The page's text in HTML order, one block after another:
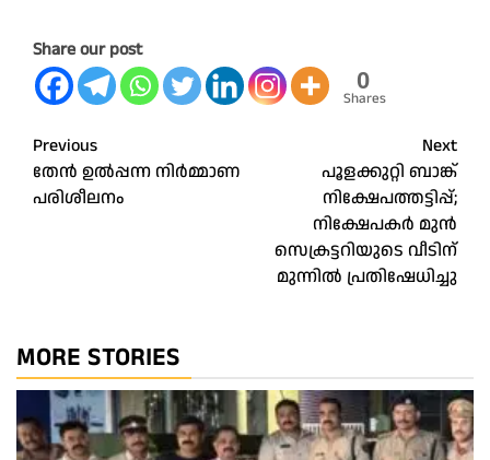
Share our post
0
Shares
Post
navigation
Previous
തേൻ ഉൽപ്പന്ന നിർമ്മാണ
പരിശീലനം
Next
പൂളക്കുറ്റി ബാങ്ക്
നിക്ഷേപത്തട്ടിപ്പ്;
നിക്ഷേപകർ മുൻ
സെക്രട്ടറിയുടെ വീടിന്
മുന്നിൽ പ്രതിഷേധിച്ചു
MORE STORIES